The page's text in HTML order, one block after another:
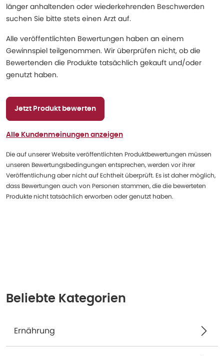
länger anhaltenden oder wiederkehrenden Beschwerden
suchen Sie bitte stets einen Arzt auf.
Alle veröffentlichten Bewertungen haben an einem
Gewinnspiel teilgenommen. Wir überprüfen nicht, ob die
Bewertenden die Produkte tatsächlich gekauft und/oder
genutzt haben.
Jetzt Produkt bewerten
Alle Kundenmeinungen anzeigen
Die auf unserer Website veröffentlichten Produktbewertungen müssen
unseren Bewertungsbedingungen entsprechen, werden vor ihrer
Veröffentlichung aber nicht auf Echtheit überprüft. Es ist daher möglich,
dass Bewertungen auch von Personen stammen, die die bewerteten
Produkte nicht tatsächlich erworben oder genutzt haben.
Beliebte Kategorien
Ernährung